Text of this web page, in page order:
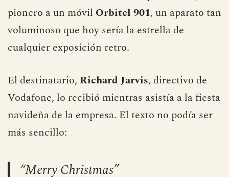
cortos. El3 de diciembre de 1992, sentado
frente a un ordenador, envió aquel mensaje
pionero a un móvilOrbitel 901
cualquier exposición retro.
El destinatario,Richard Jarvis, directivo de
Vodafone, lo recibió mientras asistía a la fiesta
más sencillo: